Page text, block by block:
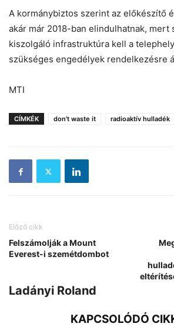
A kormánybiztos szerint az előkészítő
akár már 2018-ban elindulhatnak, mert
kiszolgáló infrastruktúra kell a
szükséges engedélyek rendelkezésre
MTI
CÍMKÉK don't waste it radioaktív hulladék
Előző cikk
Felszámolják a Mount
Everest-i szemétdombot
Ladányi Roland
KAPCSOLÓDÓ